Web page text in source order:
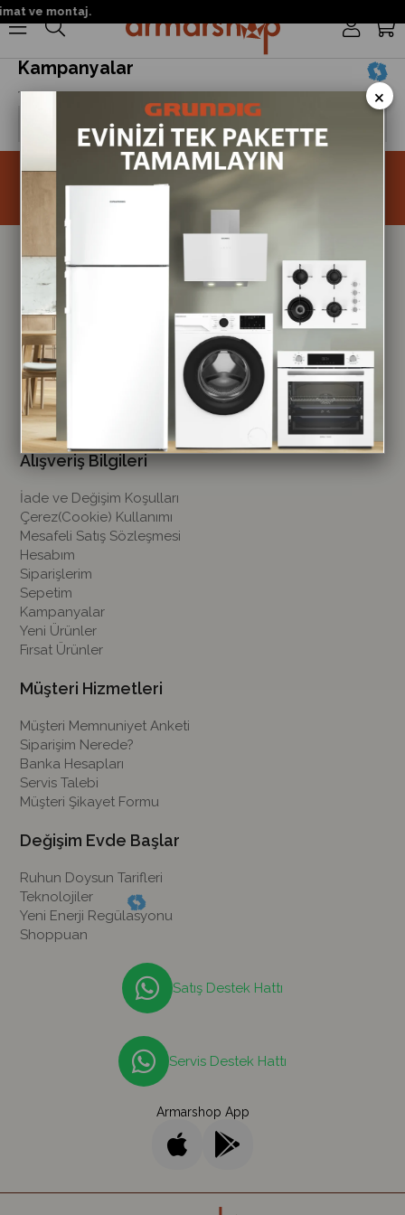
Kampanyalar
Gösterilecek Aktif Kampanya Bulunmamaktadır.
Size Özel Kampanyalar
Hemen Kayıt Ol Fırsatlardan Önce Sen Haberdar Ol!
Hakkımızda
Mağazalarımız
Gizlilik & Güvenlik
Sıkça Sorulan Sorular
İletişim
Alışveriş Bilgileri
İade ve Değişim Koşulları
Çerez(Cookie) Kullanımı
Mesafeli Satış Sözleşmesi
Hesabım
Siparişlerim
Sepetim
Kampanyalar
Yeni Ürünler
Fırsat Ürünler
Müşteri Hizmetleri
Müşteri Memnuniyet Anketi
Siparişim Nerede?
Banka Hesapları
Servis Talebi
Müşteri Şikayet Formu
Değişim Evde Başlar
Ruhun Doysun Tarifleri
Teknolojiler
Yeni Enerji Regülasyonu
Shoppuan
Satış Destek Hattı
Servis Destek Hattı
Armarshop App
ve montaj.
×